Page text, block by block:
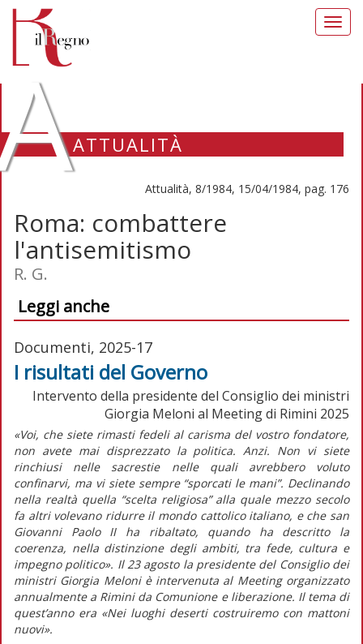
ATTUALITÀ
Attualità, 8/1984, 15/04/1984, pag. 176
Roma: combattere
l'antisemitismo
R. G.
Leggi anche
Documenti, 2025-17
I risultati del Governo
Intervento della presidente del Consiglio dei ministri
Giorgia Meloni al Meeting di Rimini 2025
«Voi, che siete rimasti fedeli al carisma del vostro fondatore,
non avete mai disprezzato la politica. Anzi. Non vi siete
rinchiusi nelle sacrestie nelle quali avrebbero voluto
confinarvi, ma vi siete sempre “sporcati le mani”. Declinando
nella realtà quella “scelta religiosa” alla quale mezzo secolo
fa altri volevano ridurre il mondo cattolico italiano, e che san
Giovanni Paolo II ha ribaltato, quando ha descritto la
coerenza, nella distinzione degli ambiti, tra fede, cultura e
impegno politico». Il 23 agosto la presidente del Consiglio dei
ministri Giorgia Meloni è intervenuta al Meeting organizzato
annualmente a Rimini da Comunione e liberazione. Il tema di
quest’anno era «Nei luoghi deserti costruiremo con mattoni
nuovi».